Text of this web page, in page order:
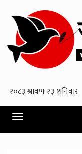
Toggle
navigation